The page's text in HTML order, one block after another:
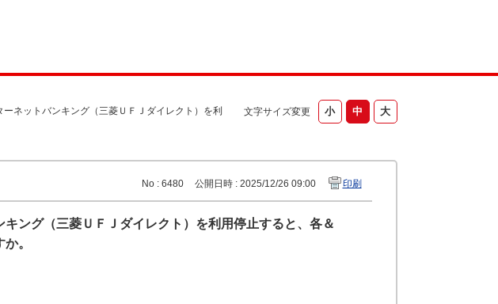
文字サイズ変更
ーネットバンキング（三菱ＵＦＪダイレクト）を利
No : 6480 公開日時 : 2025/12/26 09:00 印刷
ング（三菱ＵＦＪダイレクト）を利用停止すると、各＆
。